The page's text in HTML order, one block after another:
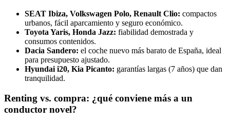
SEAT Ibiza, Volkswagen Polo, Renault Clio: compactos
urbanos, fácil aparcamiento y seguro económico.
Toyota Yaris, Honda Jazz: fiabilidad demostrada y
consumos contenidos.
Dacia Sandero: el coche nuevo más barato de España, ideal
para presupuesto ajustado.
Hyundai i20, Kia Picanto: garantías largas (7 años) que dan
tranquilidad.
Renting vs. compra: ¿qué conviene más a un
conductor novel?